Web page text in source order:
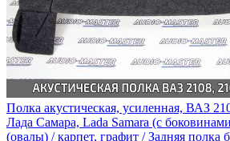
Полка акустическая, усиленная, ВАЗ
Лада Самара, Lada Samara (с
(овалы) / карпет, графит / Задняя полка